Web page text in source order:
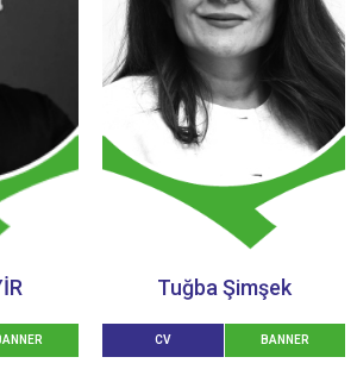
Tuğba Şimşek
CV BANNER